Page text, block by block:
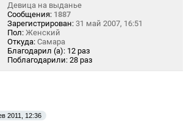
Девица на выданье
Сообщения: 1887
Зарегистрирован: 31 май 2007, 16:51
Пол: Женский
Откуда: Самара
Благодарил (а): 12 раз
Поблагодарили: 28 раз
2011, 12:36